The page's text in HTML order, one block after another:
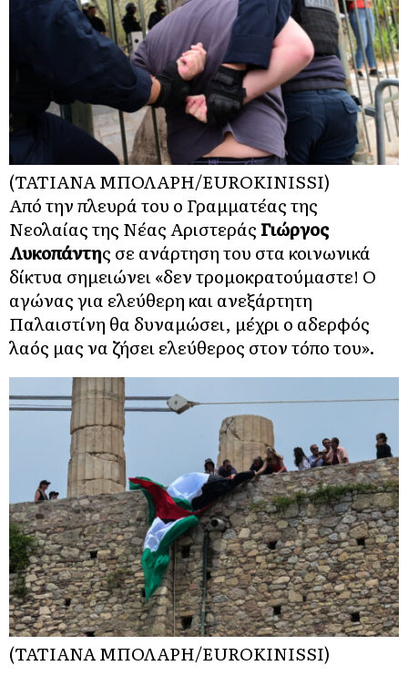
(ΤΑΤΙΑΝΑ ΜΠΟΛΑΡΗ/EUROKINISSI)
Από την πλευρά του ο Γραμματέας της
Νεολαίας της Νέας Αριστεράς Γιώργος
Λυκοπάντης σε ανάρτηση του στα κοινωνικά
δίκτυα σημειώνει «δεν τρομοκρατούμαστε! Ο
αγώνας για ελεύθερη και ανεξάρτητη
Παλαιστίνη θα δυναμώσει, μέχρι ο αδερφός
λαός μας να ζήσει ελεύθερος στον τόπο του».
(ΤΑΤΙΑΝΑ ΜΠΟΛΑΡΗ/EUROKINISSI)